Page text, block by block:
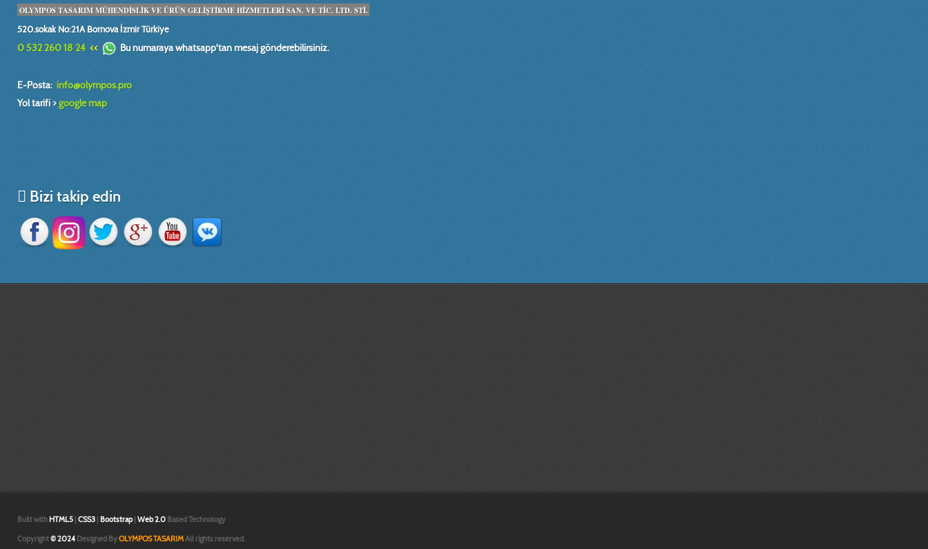
OLYMPOS TASARIM MÜHENDİSLİK VE ÜRÜN GELİŞTİRME HİZMETLERİ SAN. VE TİC. LTD. STİ.
520.sokak No:21A Bornova İzmir Türkiye
0 532 260 18 24 << Bu numaraya whatsapp'tan mesaj gönderebilirsiniz.
E-Posta: info@olympos.pro
Yol tarifi >google map
Bizi takip edin
Built with HTML5 | CSS3 | Bootstrap| Web 2.0 Based Technology
Copyright© 2024 Designed ByOLYMPOS TASARIMAll rights reserved.